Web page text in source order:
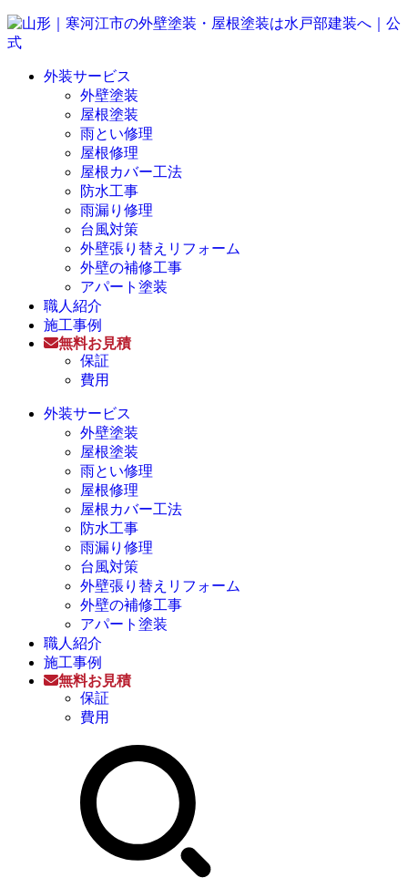
外装サービス
外壁塗装
屋根塗装
雨とい修理
屋根修理
屋根カバー工法
防水工事
雨漏り修理
台風対策
外壁張り替えリフォーム
外壁の補修工事
アパート塗装
職人紹介
施工事例
無料お見積
保証
費用
外装サービス
外壁塗装
屋根塗装
雨とい修理
屋根修理
屋根カバー工法
防水工事
雨漏り修理
台風対策
外壁張り替えリフォーム
外壁の補修工事
アパート塗装
職人紹介
施工事例
無料お見積
保証
費用